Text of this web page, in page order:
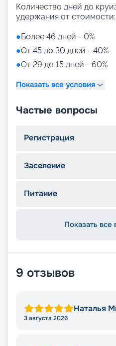
Количество дней до
удержания от стоимости:
●Более 46 дней - 0%
●От 45 до 30 дней - 40%
●От 29 до 15 дней - 60%
Показать все условия
Частые вопросы
Регистрация
Заселение
Питание
Показать все
9 отзывов
Наталья
3 августа 2026